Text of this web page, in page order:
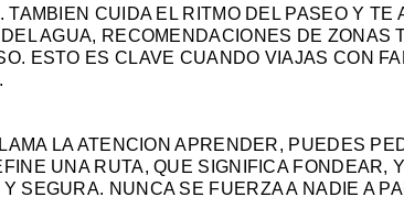
TAMBIEN CUIDA EL RITMO DEL PASEO Y
AGUA, RECOMENDACIONES DE ZONAS
ESTO ES CLAVE CUANDO VIAJAS CON
LA ATENCION APRENDER, PUEDES
UNA RUTA, QUE SIGNIFICA FONDEAR,
SEGURA. NUNCA SE FUERZA A NADIE A